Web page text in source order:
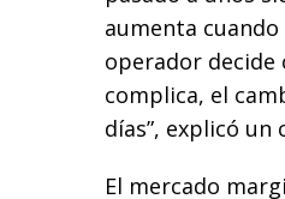
aumenta
operador decide
complica, el
días”, explicó un
El mercado